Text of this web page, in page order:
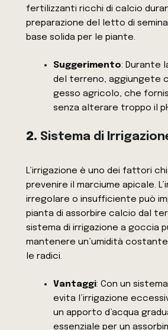
fertilizzanti ricchi di calcio
preparazione del letto di
base solida per le piante.
Suggerimento: Durante
del terreno, aggiungete
gesso agricolo, che
senza alterare troppo il
2. Sistema di
L’irrigazione è uno dei fattori
prevenire il marciume apicale.
irregolare o insufficiente può
pianta di assorbire calcio dal
sistema di irrigazione a goccia
mantenere un’umidità
le radici.
Vantaggi: Con un
evita l’irrigazione
un apporto d’acqua
essenziale per un